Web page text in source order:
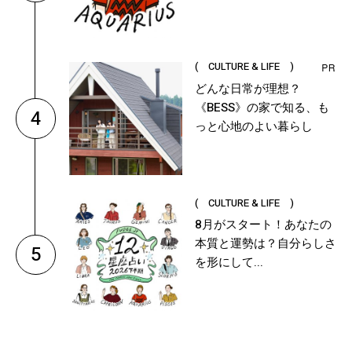
4
( CULTURE & LIFE )
どんな日常が理想？
《BESS》の家で知る、も
っと心地のよい暮らし
5
( CULTURE & LIFE )
8月がスタート！あなたの
本質と運勢は？自分らしさ
を形にして...